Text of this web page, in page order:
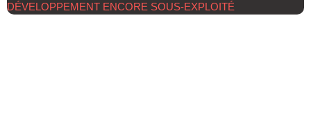
DÉVELOPPEMENT ENCORE SOUS-EXPLOITÉ